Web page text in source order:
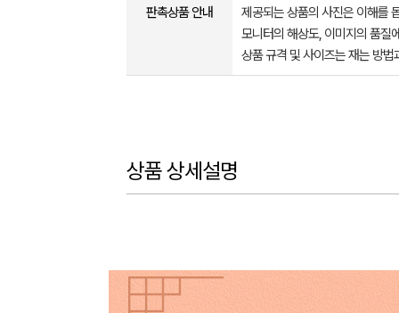
판촉상품 안내
제공되는 상품의 사진은 이해를
모니터의 해상도, 이미지의 품질
상품 규격 및 사이즈는 재는 방
상품 상세설명